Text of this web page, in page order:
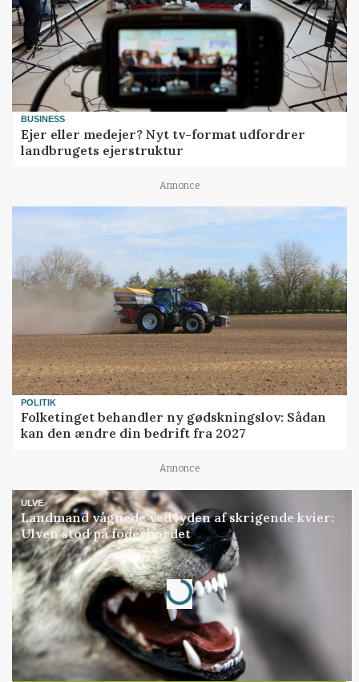
BUSINESS
Ejer eller medejer? Nyt tv-format udfordrer
landbrugets ejerstruktur
Annonce
POLITIK
Folketinget behandler ny gødskningslov: Sådan
kan den ændre din bedrift fra 2027
Annonce
ULVE
Landmand vågnede ved lyden af skrigende kvier:
Ulven stod på foderbordet
Annonce
Loading...
Jobs